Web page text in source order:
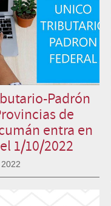
Padrón
de
entra en
1/10/2022